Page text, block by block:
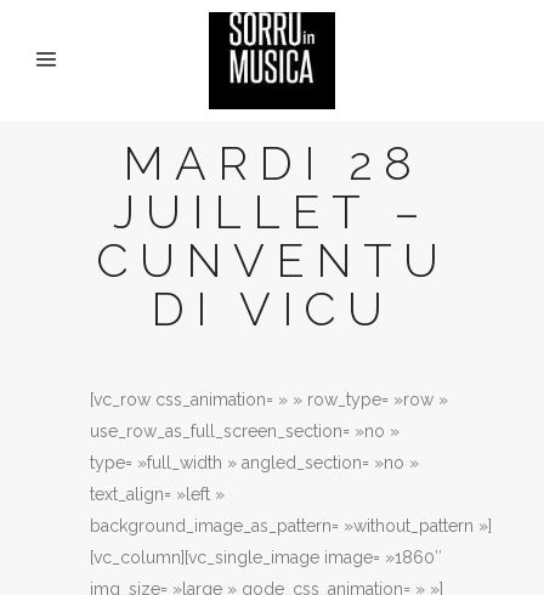
MARDI 28
JUILLET –
CUNVENTU
DI VICU
[vc_row css_animation= » » row_type= »row »
use_row_as_full_screen_section= »no »
type= »full_width » angled_section= »no »
text_align= »left »
background_image_as_pattern= »without_pattern »]
[vc_column][vc_single_image image= »1860″
img_size= »large » qode_css_animation= » »]